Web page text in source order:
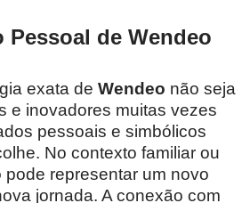
de Wendeo
exata de Wendeo não seja
e inovadores muitas vezes
pessoais e simbólicos
No contexto familiar ou
pode representar um novo
jornada. A conexão com